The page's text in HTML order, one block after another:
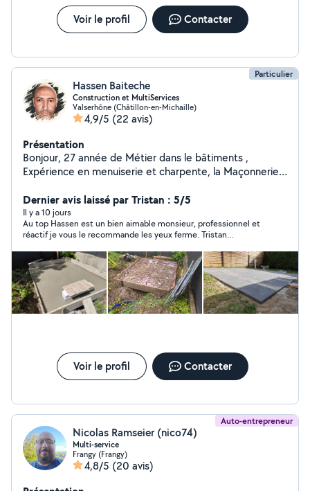
Voir le profil Contacter
Particulier
Hassen Baiteche
Construction et MultiServices
Valserhône (Châtillon-en-Michaille)
4,9/5 (22 avis)
Présentation
Bonjour, 27 année de Métier dans le bâtiments ,
Expérience en menuiserie et charpente, la Maçonnerie,
carrelage placoplatre , tout travaux pavés, Muret,
Dernier avis laissé par Tristan : 5/5
Il y a 10 jours
Au top Hassen est un bien aimable monsieur, professionnel et
réactif je vous le recommande les yeux ferme. Tristan
Voir le profil Contacter
Auto-entrepreneur
Nicolas Ramseier (nico74)
Multi-service
Frangy (Frangy)
4,8/5 (20 avis)